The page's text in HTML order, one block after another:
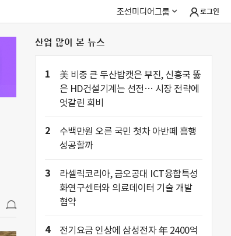
조선미디어그룹 로그인
산업 많이 본 뉴스